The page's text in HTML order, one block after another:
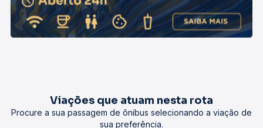
Viações que atuam nesta rota
Procure a sua passagem de ônibus selecionando a viação de
sua preferência.